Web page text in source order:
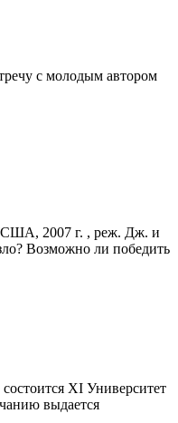
с молодым автором
(США, 2007 г. , реж. Дж. и
Возможно ли победить
XI Университет
выдается